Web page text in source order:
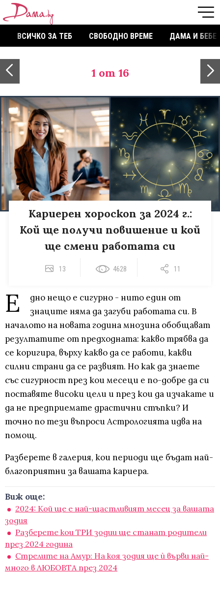
ВСИЧКО ЗА ТЕБ СВОБОДНО ВРЕМЕ ДАМА И БЕБЕ
1 от 16
Кариерен хороскоп за 2024 г.:
Кой ще получи повишение и кой
ще смени работата си
13 4628 11
Е
дно нещо е сигурно - нито един от
знаците няма да загуби работата си. В
началото на новата година мнозина обобщават
резултатите от предходната: какво трябва да
се коригира, върху какво да се работи, какви
силни страни да се развият. Но как да знаете
със сигурност през кои месеци е по-добре да си
поставяте високи цели и през кои да изчакате и
да не предприемате драстични стъпки? И
точно по тези въпроси Астрологията идва на
помощ.
Разберете в галерия, кои периоди ще бъдат най-
благоприятни за вашата кариера.
Виж още:
2024: Кой ще е най-щастливият месец за вашата
зодия
Разберете кои ТРИ зодии ще станат родители
през 2024 година
Стрелите на Амур: На коя зодия ще ѝ върви най-
много в ЛЮБОВТА през 2024